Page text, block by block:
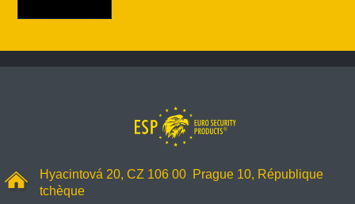
Hyacintová 20, CZ 106 00 Prague 10, République
tchèque